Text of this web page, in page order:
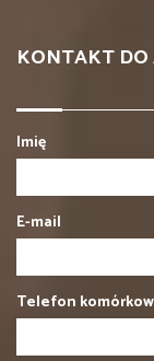
KONTAKT DO
Imię
E-mail
Telefon